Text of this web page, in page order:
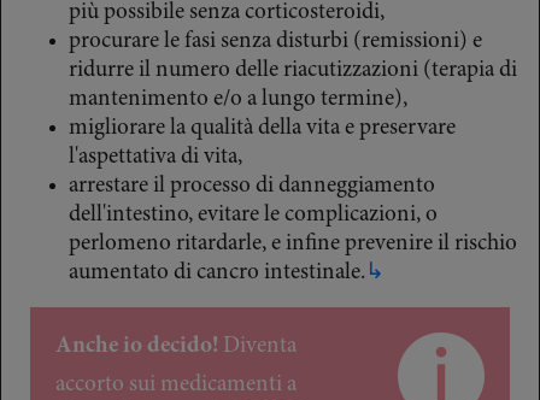
più possibile senza corticosteroidi,
procurare le fasi senza disturbi (remissioni) e
ridurre il numero delle riacutizzazioni (terapia di
mantenimento e/o a lungo termine),
migliorare la qualità della vita e preservare
l'aspettativa di vita,
arrestare il processo di danneggiamento
dell'intestino, evitare le complicazioni, o
perlomeno ritardarle, e infine prevenire il rischio
aumentato di cancro intestinale. ↳
Anche io decido! Diventa
accorto sui medicamenti a